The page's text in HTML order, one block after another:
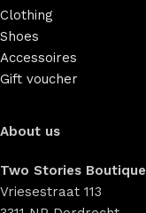
Clothing
Shoes
Accessoires
Gift voucher
About us
Two Stories Boutique
Vriesestraat 113